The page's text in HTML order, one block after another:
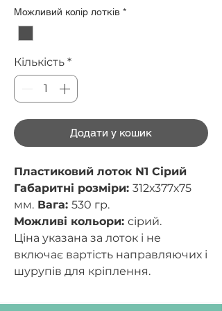
Можливий колір лотків *
Кількість *
Додати у кошик
Пластиковий лоток N1 Сірий
Габаритні розміри: 312х377х75
мм. Вага: 530 гр.
Можливі кольори: сірий.
Ціна указана за лоток і не
включає вартість направляючих і
шурупів для кріплення.